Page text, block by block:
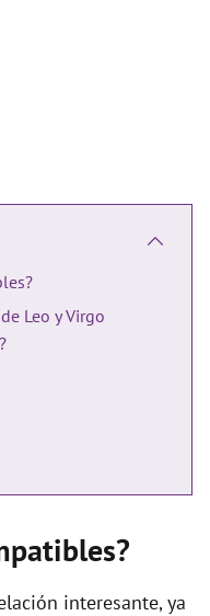
Leo y Virgo
interesante, ya